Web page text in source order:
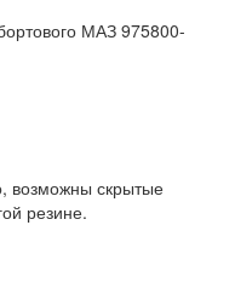
МАЗ 975800-
выпуска.
возможны скрытые
резине.